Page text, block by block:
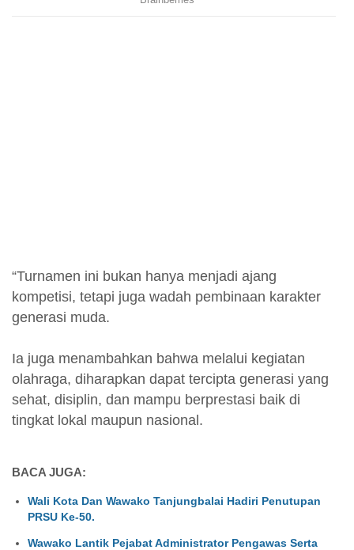
“Turnamen ini bukan hanya menjadi ajang
kompetisi, tetapi juga wadah pembinaan karakter
generasi muda.
Ia juga menambahkan bahwa melalui kegiatan
olahraga, diharapkan dapat tercipta generasi yang
sehat, disiplin, dan mampu berprestasi baik di
tingkat lokal maupun nasional.
BACA JUGA:
Wali Kota Dan Wawako Tanjungbalai Hadiri Penutupan
PRSU Ke-50.
Wawako Lantik Pejabat Administrator Pengawas Serta